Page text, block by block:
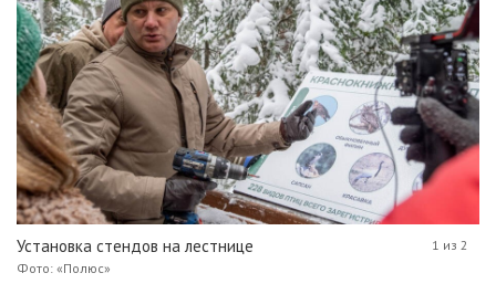
Установка стендов на лестнице
Фото: «Полюс»
1 из 2